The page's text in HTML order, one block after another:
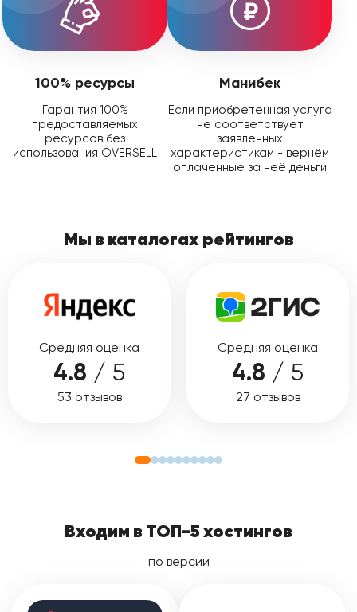
100% ресурсы
Гарантия 100%
предоставляемых
ресурсов без
использования OVERSELL
Манибек
Если приобретенная услуга
не соответствует
заявленных
характеристикам - вернём
оплаченные за неё деньги
Мы в каталогах рейтингов
Средняя оценка
4.8 / 5
53 отзывов
Средняя оценка
4.8 / 5
27 отзывов
Входим в ТОП-5 хостингов
по версии